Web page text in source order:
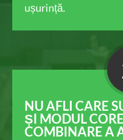
ușurință​.
NU AFLI CARE
ȘI MODUL
COMBINARE ​A